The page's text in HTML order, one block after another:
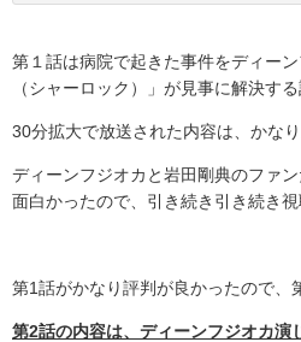
第１話は病院で起きた事件をディー
（シャーロック）」が見事に解決する
30分拡大で放送された内容は、かな
ディーンフジオカと岩田剛典のファ
面白かったので、引き続き引き続き
第1 話がかなり評判が良かったので、
第2話の内容は、ディーンフジオカ演